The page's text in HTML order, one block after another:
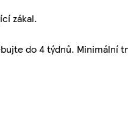
zákal.
do 4 týdnů. Minimální